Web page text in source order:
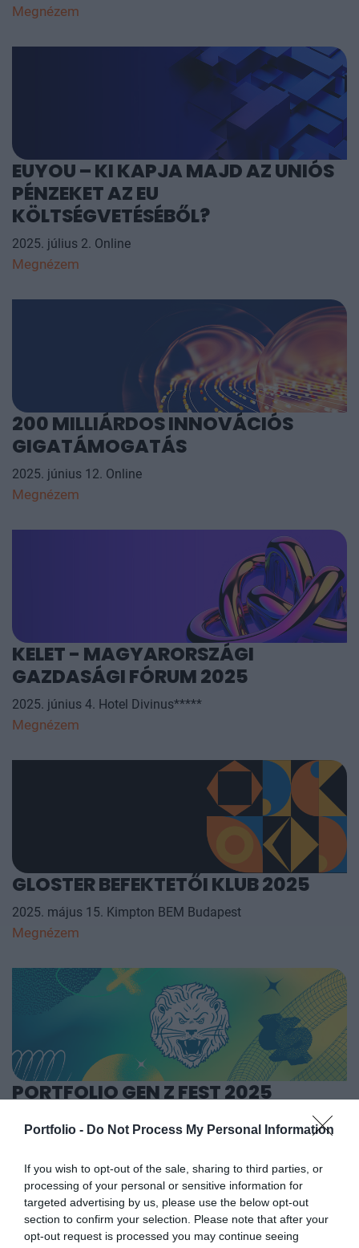
Portfolio - Do Not Process My Personal Information
If you wish to opt-out of the sale, sharing to third parties, or
processing of your personal or sensitive information for
targeted advertising by us, please use the below opt-out
section to confirm your selection. Please note that after your
opt-out request is processed you may continue seeing
Megnézem
EUYOU – KI KAPJA MAJD AZ UNIÓS
PÉNZEKET AZ EU
KÖLTSÉGVETÉSÉBŐL?
2025. július 2. Online
Megnézem
200 MILLIÁRDOS INNOVÁCIÓS
GIGATÁMOGATÁS
2025. június 12. Online
Megnézem
KELET - MAGYARORSZÁGI
GAZDASÁGI FÓRUM 2025
2025. június 4. Hotel Divinus*****
Megnézem
GLOSTER BEFEKTETŐI KLUB 2025
2025. május 15. Kimpton BEM Budapest
Megnézem
PORTFOLIO GEN Z FEST 2025